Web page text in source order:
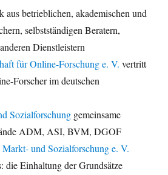
aus betrieblichen, akademischen und
selbstständigen Beratern,
Dienstleistern
für Online-Forschung e. V. vertritt
Forscher im deutschen
Sozialforschung gemeinsame
ADM, ASI, BVM, DGOF
und Sozialforschung e. V.
die Einhaltung der Grundsätze